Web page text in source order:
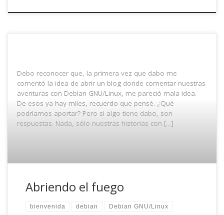
Debo reconocer que, la primera vez que dabo me
comentó la idea de abrir un blog donde comentar nuestras
aventuras con Debian GNU/Linux, me pareció mala idea.
De esos ya hay miles, recuerdo que pensé. ¿Qué
podríamos aportar? Pero si algo tiene dabo, son
respuestas. Nada, sólo nuestras historias con […]
Abriendo el fuego
bienvenida debian Debian GNU/Linux